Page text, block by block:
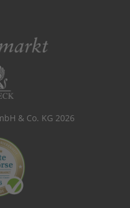
& Co. KG 2026